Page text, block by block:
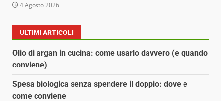
4 Agosto 2026
ULTIMI ARTICOLI
Olio di argan in cucina: come usarlo davvero (e quando
conviene)
Spesa biologica senza spendere il doppio: dove e
come conviene